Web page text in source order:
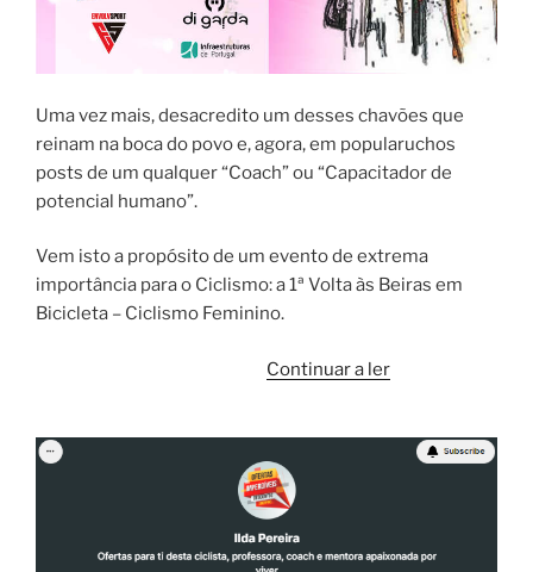
Uma vez mais, desacredito um desses chavões que
reinam na boca do povo e, agora, em popularuchos
posts de um qualquer “Coach” ou “Capacitador de
potencial humano”.
Vem isto a propósito de um evento de extrema
importância para o Ciclismo: a 1ª Volta às Beiras em
Bicicleta – Ciclismo Feminino.
Continuar a ler“Querer
poder!”